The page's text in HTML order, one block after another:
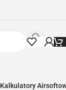
Kalkulatory